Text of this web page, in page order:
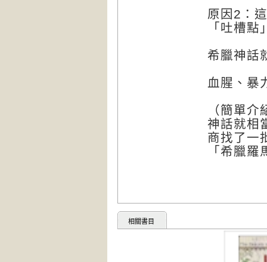
原因2：
「吐槽點
希臘神話
血腥、暴
（簡單
神話就相
商找了一
「希臘
相關書目